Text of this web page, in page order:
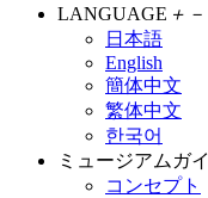
LANGUAGE ＋ －
日本語
English
簡体中文
繁体中文
한국어
ミュージアムガ
コンセプト